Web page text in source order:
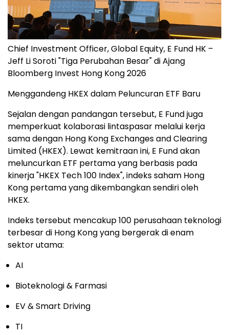
Chief Investment Officer, Global Equity, E Fund HK –
Jeff Li Soroti "Tiga Perubahan Besar" di Ajang
Bloomberg Invest Hong Kong 2026
Menggandeng HKEX dalam Peluncuran ETF Baru
Sejalan dengan pandangan tersebut, E Fund juga
memperkuat kolaborasi lintaspasar melalui kerja
sama dengan Hong Kong Exchanges and Clearing
Limited (HKEX). Lewat kemitraan ini, E Fund akan
meluncurkan ETF pertama yang berbasis pada
kinerja "HKEX Tech 100 Index", indeks saham Hong
Kong pertama yang dikembangkan sendiri oleh
HKEX.
Indeks tersebut mencakup 100 perusahaan teknologi
terbesar di Hong Kong yang bergerak di enam
sektor utama:
AI
Bioteknologi & Farmasi
EV & Smart Driving
TI